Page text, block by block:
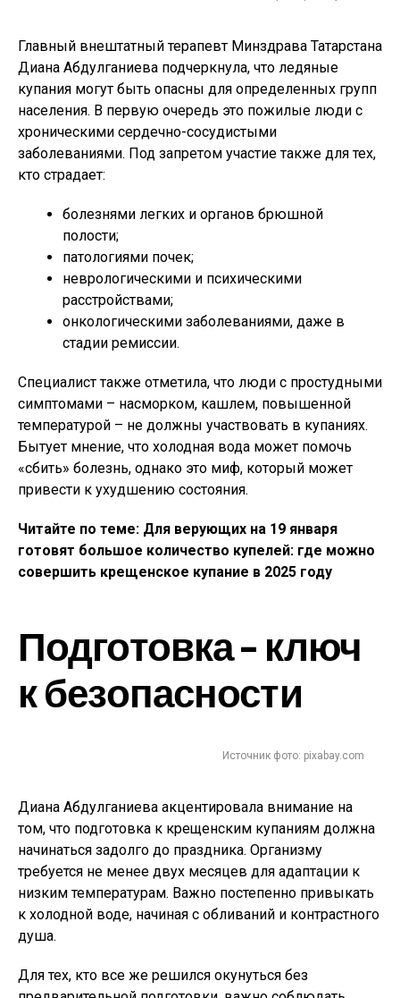
Главный внештатный терапевт Минздрава Татарстана
Диана Абдулганиева подчеркнула, что ледяные
купания могут быть опасны для определенных групп
населения. В первую очередь это пожилые люди с
хроническими сердечно-сосудистыми
заболеваниями. Под запретом участие также для тех,
кто страдает:
болезнями легких и органов брюшной
полости;
патологиями почек;
неврологическими и психическими
расстройствами;
онкологическими заболеваниями, даже в
стадии ремиссии.
Специалист также отметила, что люди с простудными
симптомами – насморком, кашлем, повышенной
температурой – не должны участвовать в купаниях.
Бытует мнение, что холодная вода может помочь
«сбить» болезнь, однако это миф, который может
привести к ухудшению состояния.
Читайте по теме: Для верующих на 19 января
готовят большое количество купелей: где можно
совершить крещенское купание в 2025 году
Подготовка – ключ
к безопасности
Источник фото: pixabay.com
Диана Абдулганиева акцентировала внимание на
том, что подготовка к крещенским купаниям должна
начинаться задолго до праздника. Организму
требуется не менее двух месяцев для адаптации к
низким температурам. Важно постепенно привыкать
к холодной воде, начиная с обливаний и контрастного
душа.
Для тех, кто все же решился окунуться без